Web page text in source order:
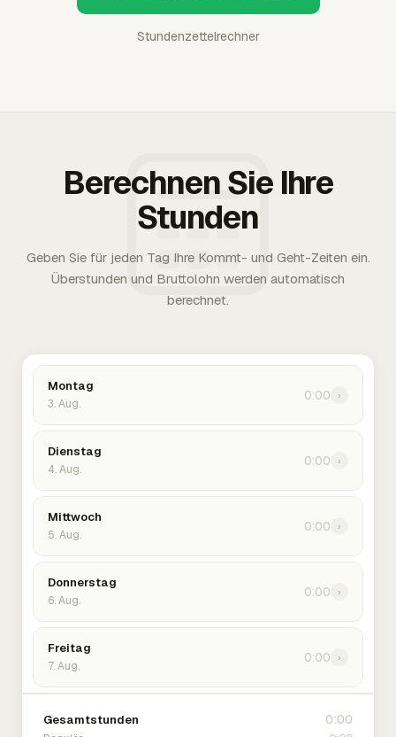
Stundenzettelrechner
Berechnen Sie Ihre
Stunden
Geben Sie für jeden Tag Ihre Kommt- und Geht-Zeiten ein.
Überstunden und Bruttolohn werden automatisch
berechnet.
Montag
3. Aug.
0:00 ›
Dienstag
4. Aug.
0:00 ›
Mittwoch
5. Aug.
0:00 ›
Donnerstag
6. Aug.
0:00 ›
Freitag
7. Aug.
0:00 ›
Gesamtstunden 0:00